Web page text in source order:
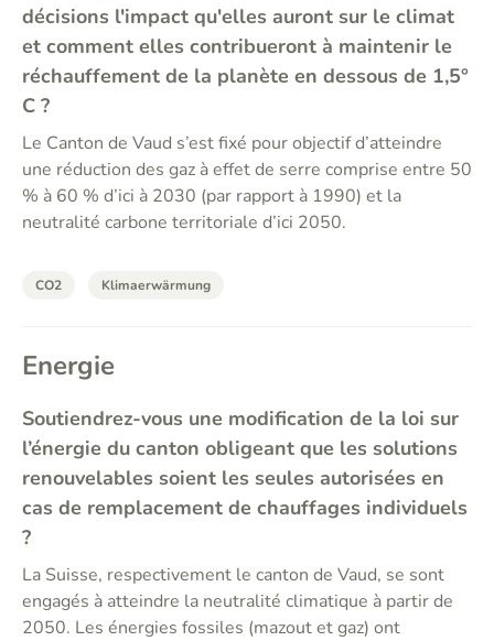
décisions l'impact qu'elles auront sur le climat
et comment elles contribueront à maintenir le
réchauffement de la planète en dessous de 1,5°
C ?
Le Canton de Vaud s’est fixé pour objectif d’atteindre
une réduction des gaz à effet de serre comprise entre 50
% à 60 % d’ici à 2030 (par rapport à 1990) et la
neutralité carbone territoriale d’ici 2050.
CO2 Klimaerwärmung
Energie
Soutiendrez-vous une modification de la loi sur
l’énergie du canton obligeant que les solutions
renouvelables soient les seules autorisées en
cas de remplacement de chauffages individuels
?
La Suisse, respectivement le canton de Vaud, se sont
engagés à atteindre la neutralité climatique à partir de
2050. Les énergies fossiles (mazout et gaz) ont